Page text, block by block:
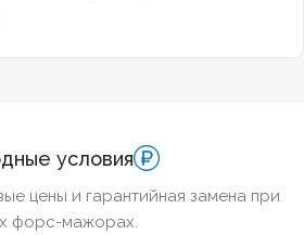
сети, какие категории
условия
цены и гарантийная замена при
форс-мажорах.